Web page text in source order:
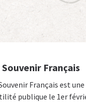
Souvenir Français
Français est
publique le 1er